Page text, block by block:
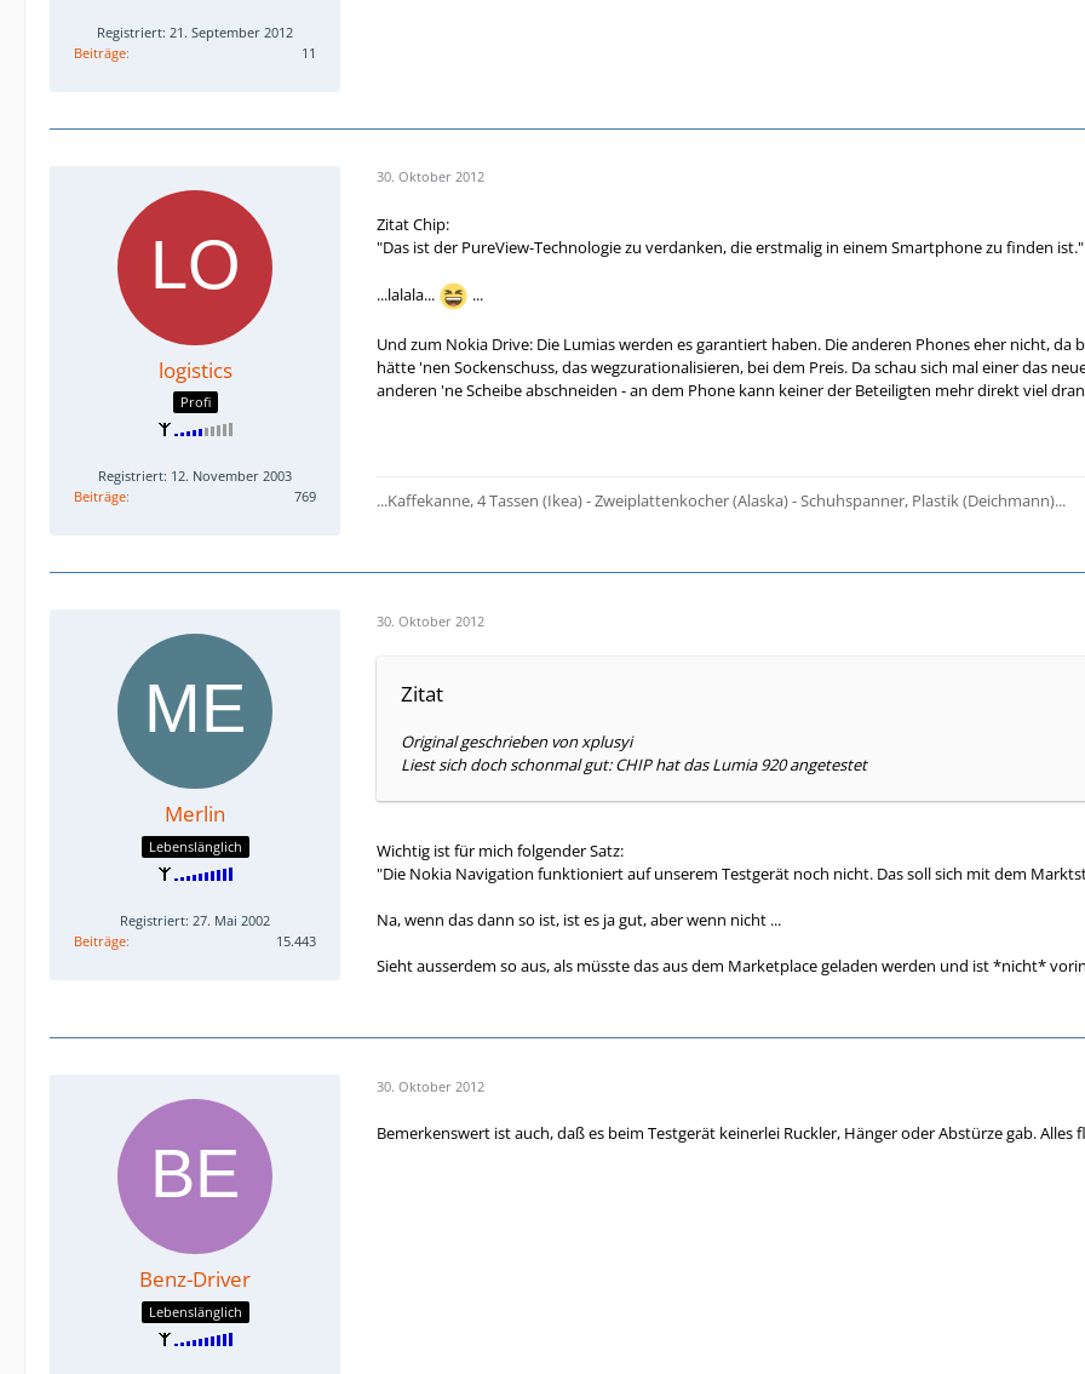
Registriert: 21. September 2012
Beiträge
11
logistics
Profi
Registriert: 12. November 2003
Beiträge
769
30. Oktober 2012
Zitat Chip:
"Das ist der PureView-Technologie zu verdanken, die erstmalig in einem Smartphone zu finden ist."
...lalala... ...
Und zum Nokia Drive: Die Lumias werden es garantiert haben. Die anderen Phones eher nicht,
hätte 'nen Sockenschuss, das wegzurationalisieren, bei dem Preis. Da schau sich mal einer das
anderen 'ne Scheibe abschneiden - an dem Phone kann keiner der Beteiligten mehr direkt viel
...Kaffekanne, 4 Tassen (Ikea) - Zweiplattenkocher (Alaska) - Schuhspanner, Plastik (Deichmann)...
Merlin
Lebenslänglich
Registriert: 27. Mai 2002
Beiträge
15.443
30. Oktober 2012
Zitat
Original geschrieben von xplusyi
Liest sich doch schonmal gut: CHIP hat das Lumia 920 angetestet
Wichtig ist für mich folgender Satz:
"Die Nokia Navigation funktioniert auf unserem Testgerät noch nicht. Das soll sich mit dem
Na, wenn das dann so ist, ist es ja gut, aber wenn nicht ...
Sieht ausserdem so aus, als müsste das aus dem Marketplace geladen werden und ist *nicht*
Benz-Driver
Lebenslänglich
30. Oktober 2012
Bemerkenswert ist auch, daß es beim Testgerät keinerlei Ruckler, Hänger oder Abstürze gab.